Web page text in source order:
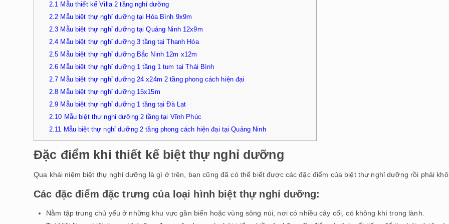
2.1 Mẫu thiết kế Villa 2 tầng nghỉ dưỡng
2.2 Mẫu biệt thự nghỉ dưỡng tại Hòa Bình 9x9m
2.3 Mẫu biệt thự nghỉ dưỡng tại Quảng Ninh 12x9m
2.4 Mẫu biệt thự nghỉ dưỡng 3 tầng tại Thanh Hóa
2.5 Mẫu biệt thự nghỉ dưỡng Bắc Ninh 12m x12m
2.6 Mẫu biệt thự nghỉ dưỡng 1 tầng 1 tum tại Thái Bình
2.7 Mẫu biệt thự nghỉ dưỡng 24 x24m 2 tầng phong cách hiện đại
2.8 Mẫu biệt thự nghỉ dưỡng 15x15m
2.9 Mẫu biệt thự nghỉ dưỡng 1 tầng tại Đà Lạt
2.10 Mẫu biệt thự nghỉ dưỡng 2 tầng tại Vĩnh Phúc
2.11
Mẫu biệt thự nghỉ dưỡng 2 tầng phong cách hiện đại tại Quảng Ninh
Đặc điểm khi thiết kế biệt thự nghỉ dưỡng
Qua khái niệm biệt thự nghỉ dưỡng là gì ở trên, bạn cũng đã có thể biết được các đặc điểm của biệt thự nghỉ dưỡng rồi phải
Các đặc điểm đặc trưng của loại hình biệt thự nghỉ dưỡng:
Nằm tập trung chủ yếu ở những khu vực gần biển hoặc vùng sông núi, nơi có nhiều cây cối, có không khí trong lành.